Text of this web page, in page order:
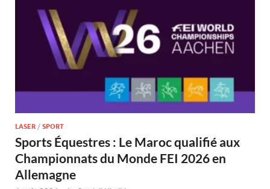
LASER / SPORT
Sports Équestres : Le Maroc qualifié aux
Championnats du Monde FEI 2026 en
Allemagne